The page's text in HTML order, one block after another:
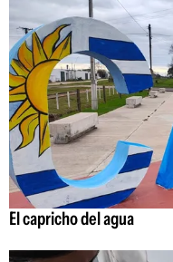
El capricho del agua